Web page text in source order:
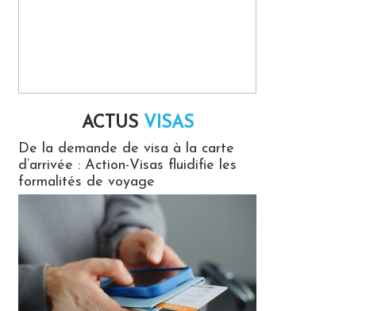
ACTUS VISAS
De la demande de visa à la carte
d’arrivée : Action-Visas fluidifie les
formalités de voyage